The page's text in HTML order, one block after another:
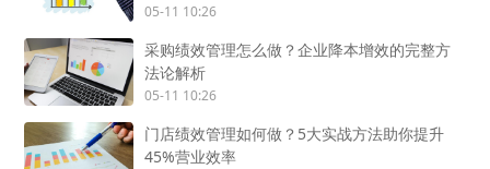
05-11 10:26
采购绩效管理怎么做？企业降本增效的完整方
法论解析
05-11 10:26
门店绩效管理如何做？5大实战方法助你提升
45%营业效率